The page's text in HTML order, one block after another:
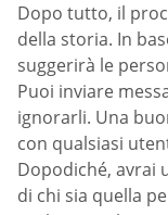
Dopo tutto, il
della storia. In
suggerirà le
Puoi inviare
ignorarli. Una
con qualsiasi
Dopodiché, avrai
di chi sia quella